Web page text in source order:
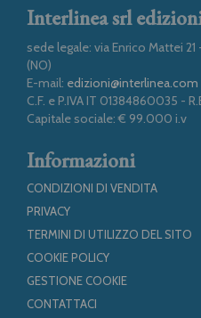
Interlinea srl
sede legale: via Enrico Mattei
(NO)
E-mail: edizioni@interlinea.com
C.F. e P.IVA IT 01384860035 -
Capitale sociale: € 99.000 i.v
Informazioni
CONDIZIONI DI VENDITA
PRIVACY
TERMINI DI UTILIZZO DEL SITO
COOKIE POLICY
GESTIONE COOKIE
CONTATTACI